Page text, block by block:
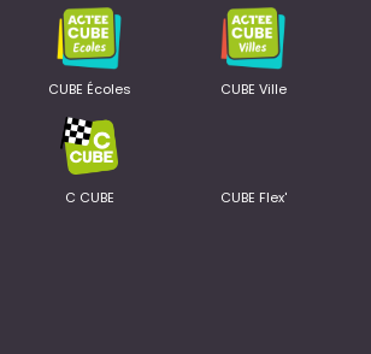
CUBE Écoles CUBE Ville
C CUBE CUBE Flex'